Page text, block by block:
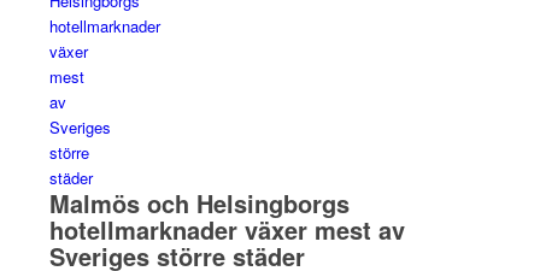
Malmös och Helsingborgs
hotellmarknader växer mest av
Sveriges större städer